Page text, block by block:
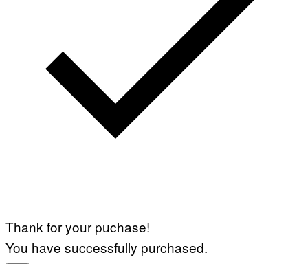
Thank for your puchase!
You have successfully purchased.